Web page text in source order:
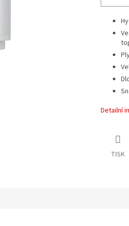
Detailní
TISK